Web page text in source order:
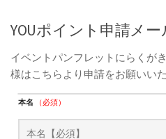
YOUポイント申請メ
イベントパンフレットにらくが
様はこちらより申請をお願いいた
本名 （必須）